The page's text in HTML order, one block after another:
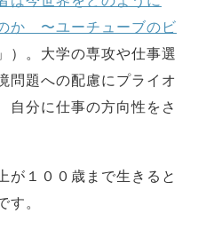
か 〜ユーチューブのビ
」）。大学の専攻や仕事選
問題への配慮にプライオ
自分に仕事の方向性をさ
が１００歳まで生きると
す。